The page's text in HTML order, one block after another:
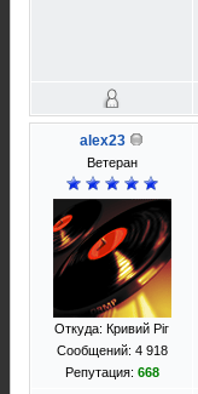
alex23
Ветеран
Откуда: Кривий Рiг
Сообщений: 4 918
Репутация: 668